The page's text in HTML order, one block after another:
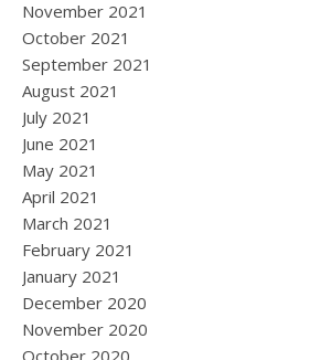
November 2021
October 2021
September 2021
August 2021
July 2021
June 2021
May 2021
April 2021
March 2021
February 2021
January 2021
December 2020
November 2020
October 2020